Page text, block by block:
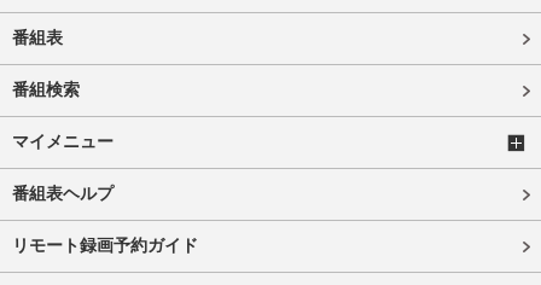
番組表
番組検索
マイメニュー
番組表ヘルプ
リモート録画予約ガイド